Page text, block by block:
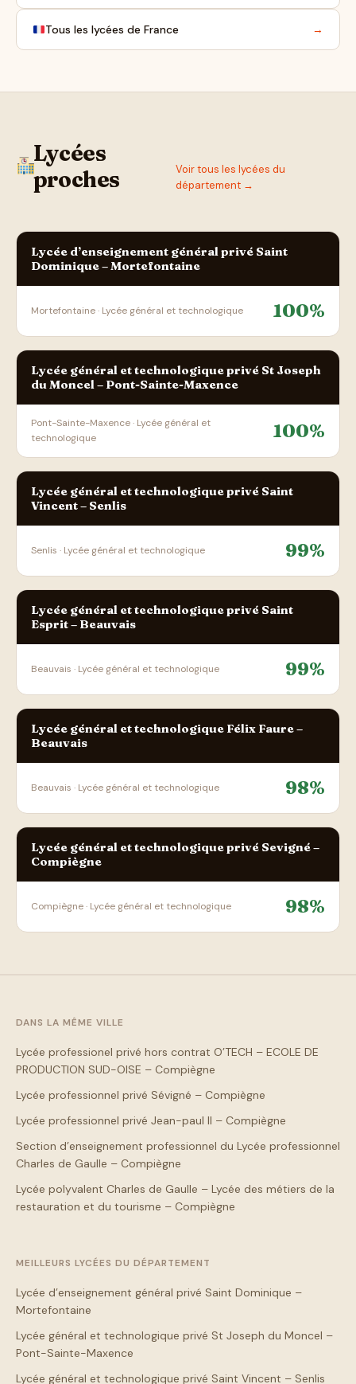
Tous les lycées de France →
Lycées
proches
Voir tous les lycées du
département →
Lycée d’enseignement général privé Saint
Dominique – Mortefontaine
Mortefontaine · Lycée général et technologique 100%
Lycée général et technologique privé St Joseph
du Moncel – Pont-Sainte-Maxence
Pont-Sainte-Maxence · Lycée général et
technologique
100%
Lycée général et technologique privé Saint
Vincent – Senlis
Senlis · Lycée général et technologique 99%
Lycée général et technologique privé Saint
Esprit – Beauvais
Beauvais · Lycée général et technologique 99%
Lycée général et technologique Félix Faure –
Beauvais
Beauvais · Lycée général et technologique 98%
Lycée général et technologique privé Sevigné –
Compiègne
Compiègne · Lycée général et technologique 98%
DANS LA MÊME VILLE
Lycée professionel privé hors contrat O’TECH – ECOLE DE
PRODUCTION SUD-OISE – Compiègne
Lycée professionnel privé Sévigné – Compiègne
Lycée professionnel privé Jean-paul II – Compiègne
Section d’enseignement professionnel du Lycée professionnel
Charles de Gaulle – Compiègne
Lycée polyvalent Charles de Gaulle – Lycée des métiers de la
restauration et du tourisme – Compiègne
MEILLEURS LYCÉES DU DÉPARTEMENT
Lycée d’enseignement général privé Saint Dominique –
Mortefontaine
Lycée général et technologique privé St Joseph du Moncel –
Pont-Sainte-Maxence
Lycée général et technologique privé Saint Vincent – Senlis